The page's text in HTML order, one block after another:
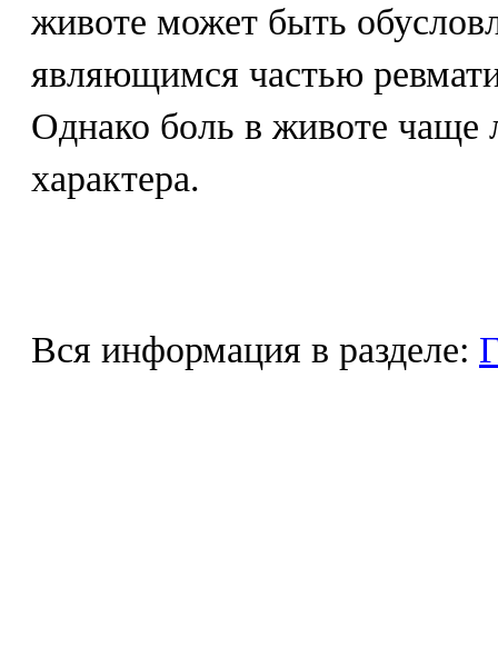
животе может быть
являющимся частью
Однако боль в животе чаще
характера.
Вся информация в разделе: